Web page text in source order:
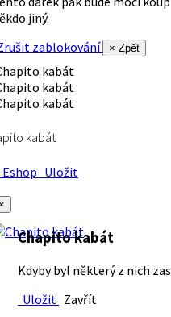
jiný.
zablokování
× Zpět
kabát
Uložit
Chapito kabát
Kdyby byl některý z nich
Uložit Zavřít